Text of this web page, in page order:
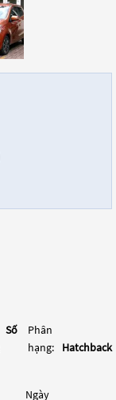
Số
Phân
hạng:
Hatchback
Ngày